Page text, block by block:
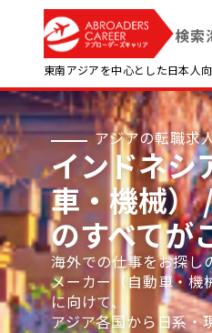
検索
東南アジアを中心とした日本人
アジアの転職求
インドネシ
車・機械）
のすべてが
海外での仕事をお探し
メーカー（自動車・機
に向けて、
アジア各国から日系・